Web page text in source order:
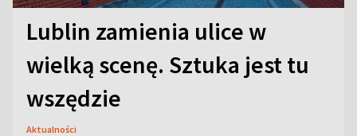
Lublin zamienia ulice w
wielką scenę. Sztuka jest tu
wszędzie
Aktualności